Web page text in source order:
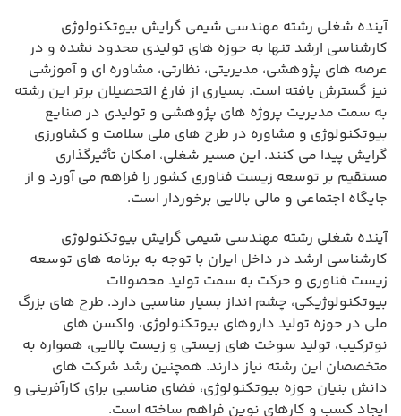
آینده شغلی رشته مهندسی شیمی گرایش بیوتکنولوژی
کارشناسی ارشد تنها به حوزه های تولیدی محدود نشده و در
عرصه های پژوهشی، مدیریتی، نظارتی، مشاوره ای و آموزشی
نیز گسترش یافته است. بسیاری از فارغ التحصیلان برتر این رشته
به سمت مدیریت پروژه های پژوهشی و تولیدی در صنایع
بیوتکنولوژی و مشاوره در طرح های ملی سلامت و کشاورزی
گرایش پیدا می کنند. این مسیر شغلی، امکان تأثیرگذاری
مستقیم بر توسعه زیست فناوری کشور را فراهم می آورد و از
جایگاه اجتماعی و مالی بالایی برخوردار است.
آینده شغلی رشته مهندسی شیمی گرایش بیوتکنولوژی
کارشناسی ارشد در داخل ایران با توجه به برنامه های توسعه
زیست فناوری و حرکت به سمت تولید محصولات
بیوتکنولوژیکی، چشم انداز بسیار مناسبی دارد. طرح های بزرگ
ملی در حوزه تولید داروهای بیوتکنولوژی، واکسن های
نوترکیب، تولید سوخت های زیستی و زیست پالایی، همواره به
متخصصان این رشته نیاز دارند. همچنین رشد شرکت های
دانش بنیان حوزه بیوتکنولوژی، فضای مناسبی برای کارآفرینی و
ایجاد کسب و کارهای نوین فراهم ساخته است.